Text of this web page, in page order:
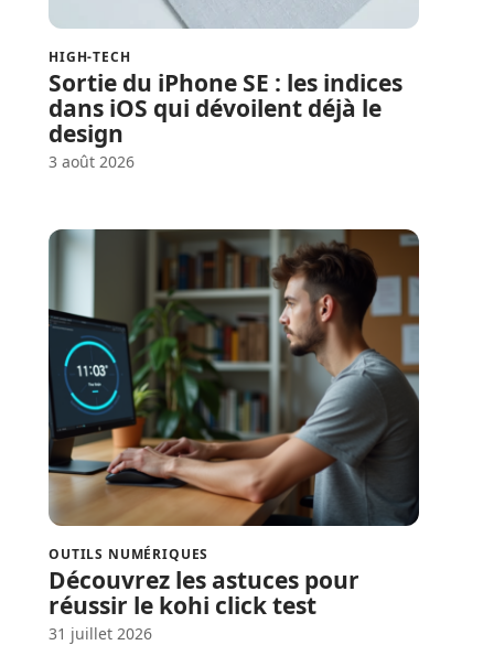
HIGH-TECH
Sortie du iPhone SE : les indices
dans iOS qui dévoilent déjà le
design
3 août 2026
OUTILS NUMÉRIQUES
Découvrez les astuces pour
réussir le kohi click test
31 juillet 2026